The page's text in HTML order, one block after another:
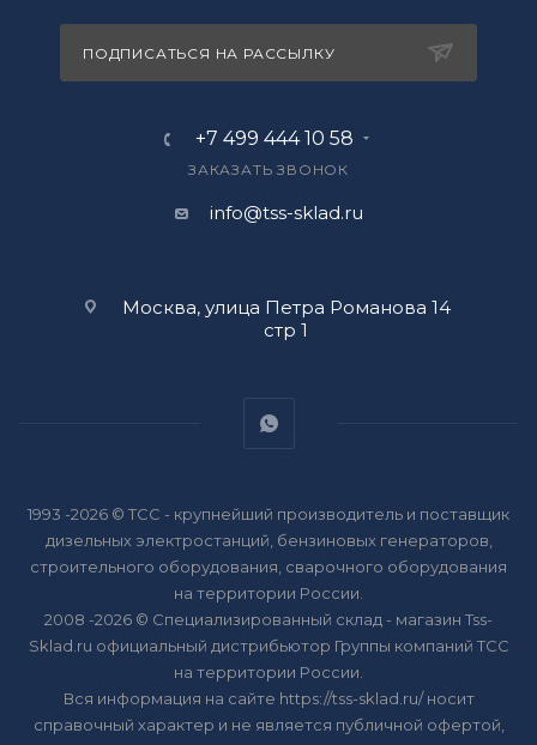
ПОДПИСАТЬСЯ НА РАССЫЛКУ
+7 499 444 10 58
ЗАКАЗАТЬ ЗВОНОК
info@tss-sklad.ru
Москва, улица Петра Романова 14
стр 1
1993 -2026 © ТСС - крупнейший производитель и поставщик
дизельных электростанций, бензиновых генераторов,
строительного оборудования, сварочного оборудования
на территории России.
2008 -2026 © Специализированный склад - магазин Tss-
Sklad.ru официальный дистрибьютор Группы компаний ТСС
на территории России.
Вся информация на сайте https://tss-sklad.ru/ носит
справочный характер и не является публичной офертой,